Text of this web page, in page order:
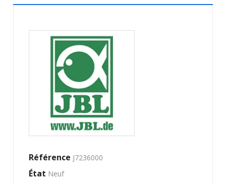
Référence J7236000
État Neuf